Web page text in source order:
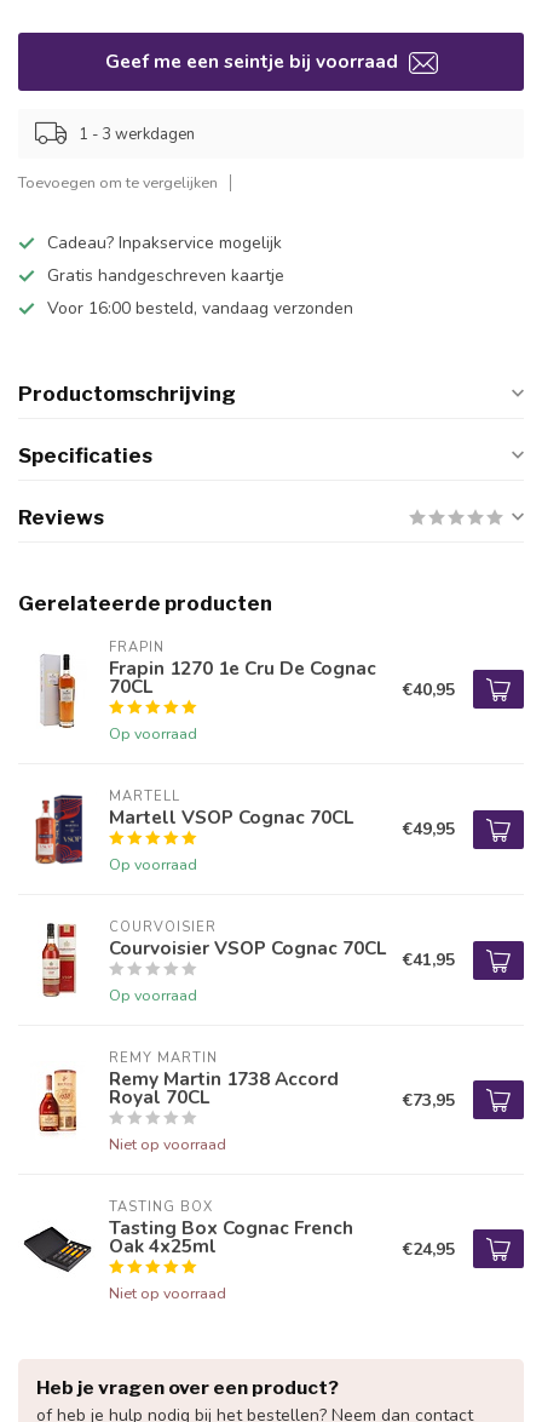
Geef me een seintje bij voorraad
1 - 3 werkdagen
Toevoegen om te vergelijken
Cadeau? Inpakservice mogelijk
Gratis handgeschreven kaartje
Voor 16:00 besteld, vandaag verzonden
Productomschrijving
Specificaties
Reviews
Gerelateerde producten
FRAPIN
Frapin 1270 1e Cru De Cognac
70CL
Op voorraad
€40,95
MARTELL
Martell VSOP Cognac 70CL
Op voorraad
€49,95
COURVOISIER
Courvoisier VSOP Cognac 70CL
Op voorraad
€41,95
REMY MARTIN
Remy Martin 1738 Accord
Royal 70CL
Niet op voorraad
€73,95
TASTING BOX
Tasting Box Cognac French
Oak 4x25ml
Niet op voorraad
€24,95
Heb je vragen over een product?
of heb je hulp nodig bij het bestellen? Neem dan contact